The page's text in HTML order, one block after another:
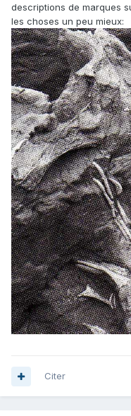
descriptions de marques
les choses un peu mieux:
Citer